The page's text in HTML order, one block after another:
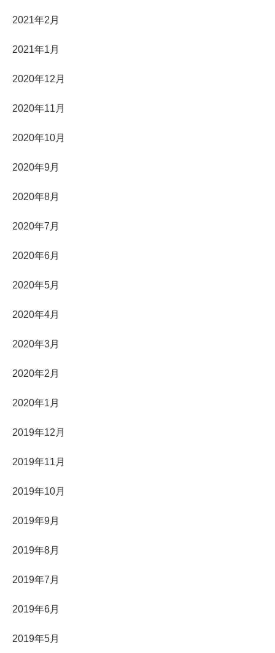
2021年2月
2021年1月
2020年12月
2020年11月
2020年10月
2020年9月
2020年8月
2020年7月
2020年6月
2020年5月
2020年4月
2020年3月
2020年2月
2020年1月
2019年12月
2019年11月
2019年10月
2019年9月
2019年8月
2019年7月
2019年6月
2019年5月